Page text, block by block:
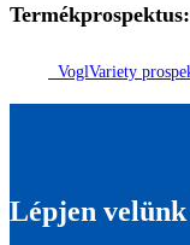
Termékprospektus:
VoglVariety
Lépjen